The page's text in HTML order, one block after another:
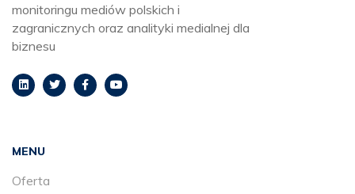
monitoringu mediów polskich i
zagranicznych oraz analityki medialnej dla
biznesu
MENU
Oferta